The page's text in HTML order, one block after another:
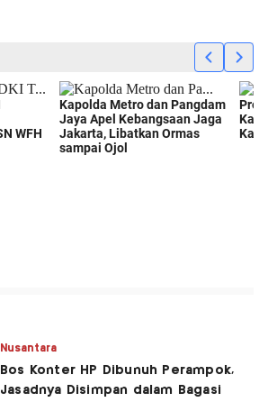
Nusantara
Bos Konter HP Dibunuh Perampok,
Jasadnya Disimpan dalam Bagasi